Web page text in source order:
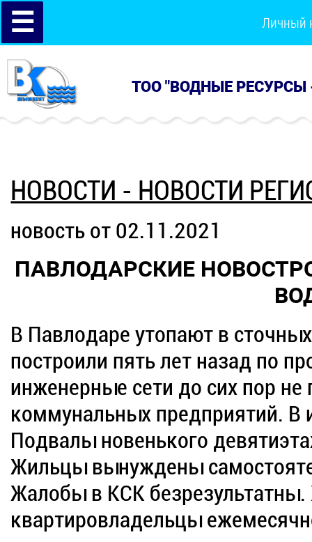
☰ Личный
ТОО "ВОДНЫЕ РЕСУРСЫ
НОВОСТИ - НОВОСТИ
новость от 02.11.2021
ПАВЛОДАРСКИЕ
В Павлодаре утопают в
построили пять лет назад по
инженерные сети до сих пор не
коммунальных предприятий. В
Подвалы новенького
Жильцы вынуждены
Жалобы в КСК безрезультатны.
квартировладельцы